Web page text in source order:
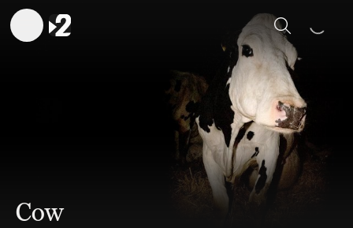
Sök
Cow